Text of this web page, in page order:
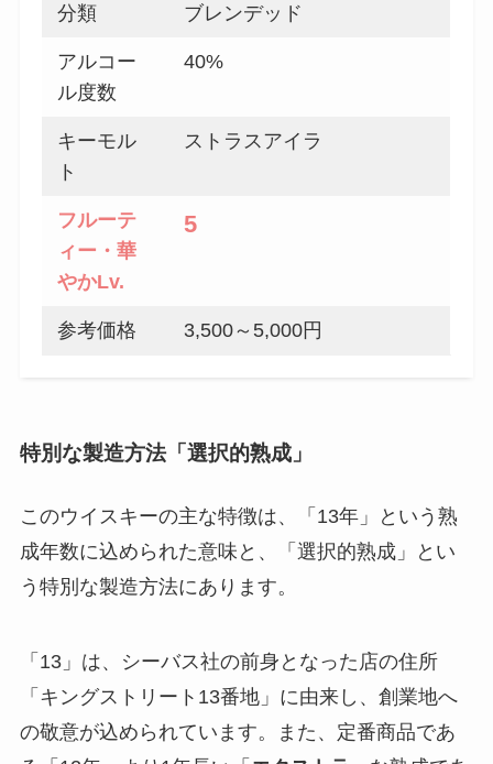
分類 ブレンデッド
アルコー
ル度数
40%
キーモル
ト
ストラスアイラ
フルーテ
ィー・華
やかLv.
5
参考価格 3,500～5,000円
特別な製造方法「選択的熟成」
このウイスキーの主な特徴は、「13年」という熟
成年数に込められた意味と、「選択的熟成」とい
う特別な製造方法にあります。
「13」は、シーバス社の前身となった店の住所
「キングストリート13番地」に由来し、創業地へ
の敬意が込められています。また、定番商品であ